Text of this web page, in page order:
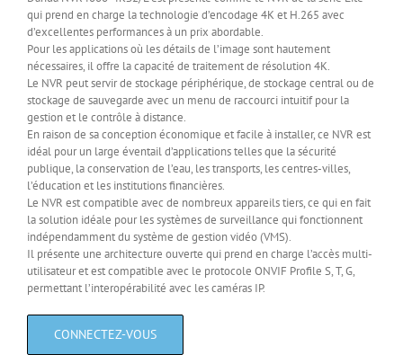
qui prend en charge la technologie d’encodage 4K et H.265 avec
d’excellentes performances à un prix abordable.
Pour les applications où les détails de l’image sont hautement
nécessaires, il offre la capacité de traitement de résolution 4K.
Le NVR peut servir de stockage périphérique, de stockage central ou de
stockage de sauvegarde avec un menu de raccourci intuitif pour la
gestion et le contrôle à distance.
En raison de sa conception économique et facile à installer, ce NVR est
idéal pour un large éventail d’applications telles que la sécurité
publique, la conservation de l’eau, les transports, les centres-villes,
l’éducation et les institutions financières.
Le NVR est compatible avec de nombreux appareils tiers, ce qui en fait
la solution idéale pour les systèmes de surveillance qui fonctionnent
indépendamment du système de gestion vidéo (VMS).
Il présente une architecture ouverte qui prend en charge l’accès multi-
utilisateur et est compatible avec le protocole ONVIF Profile S, T, G,
permettant l’interopérabilité avec les caméras IP.